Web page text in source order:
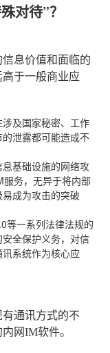
对待”？
息价值和面临的
于一般商业应
及国家秘密、工作
泄露都可能造成不
基础设施的网络攻
务，无异于将内部
成为攻击的突破
等一系列法律法规的
全保护义务，对信
系统作为核心应
通讯方式的不
网IM软件。